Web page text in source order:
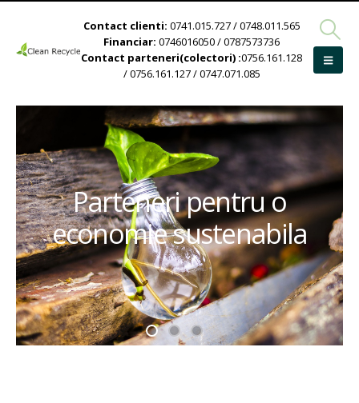
Contact clienti: 0741.015.727 / 0748.011.565
Financiar: 0746016050 / 0787573736
Contact parteneri(colectori) :0756.161.128
/ 0756.161.127 / 0747.071.085
Parteneri pentru o
economie sustenabila